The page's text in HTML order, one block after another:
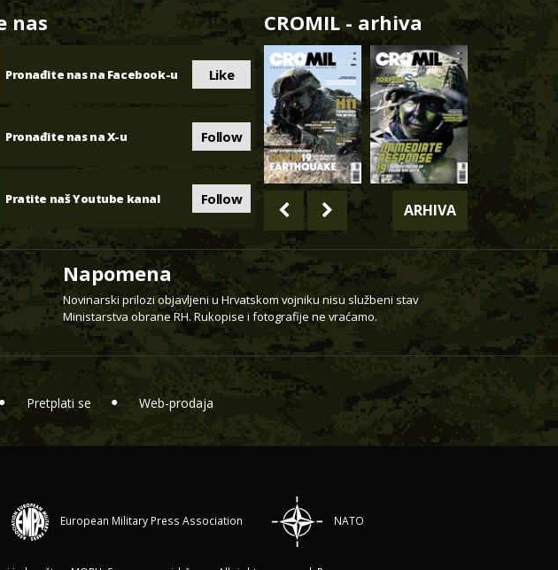
nas
Pronađite nas na Facebook-u Like
Pronađite nas na X-u Follow
Pratite naš Youtube kanal Follow
CROMIL - arhiva
ARHIVA
Napomena
Novinarski prilozi objavljeni u Hrvatskom vojniku nisu službeni stav
Ministarstva obrane RH. Rukopise i fotografije ne vraćamo.
Pretplati se Web-prodaja
European Military Press Association NATO